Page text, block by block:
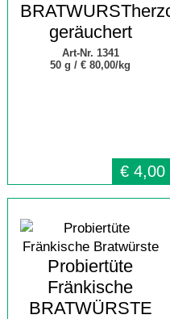
geräuchert
Art-Nr. 1341
50 g / € 80,00/kg
€ 4,00
Probiertüte
Fränkische
BRATWÜRSTE